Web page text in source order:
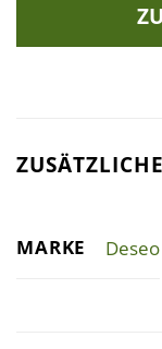
MARKE Deseo